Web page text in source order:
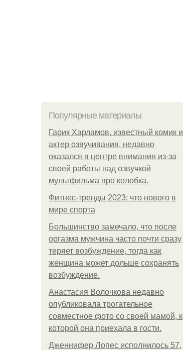
Популярные материалы
Гарик Харламов, известный комик и
актер озвучивания, недавно
оказался в центре внимания из-за
своей работы над озвучкой
мультфильма про колобка.
Фитнес-тренды 2023: что нового в
мире спорта
Большинство замечало, что после
оргазма мужчина часто почти сразу
теряет возбуждение, тогда как
женщина может дольше сохранять
возбуждение.
Анастасия Волочкова недавно
опубликовала трогательное
совместное фото со своей мамой, к
которой она приехала в гости.
Дженнифер Лопес исполнилось 57,